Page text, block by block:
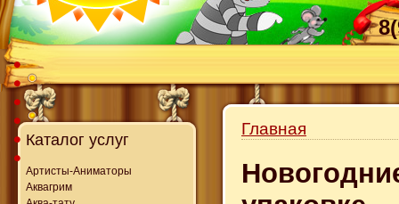
Каталог услуг
Артисты-Аниматоры
Аквагрим
Главная